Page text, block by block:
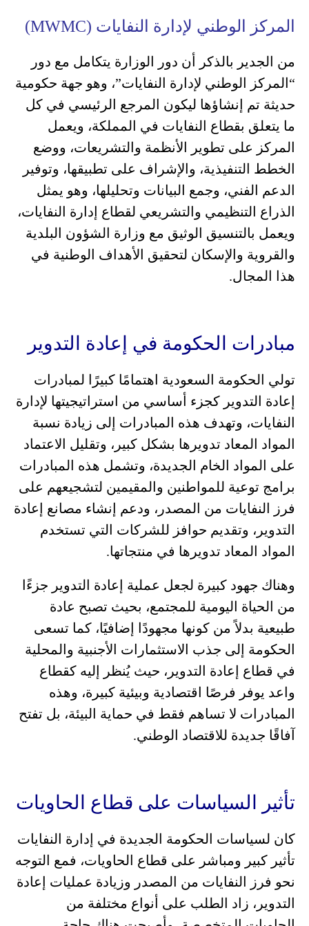
المركز الوطني لإدارة النفايات (MWMC)
من الجدير بالذكر أن دور الوزارة يتكامل مع دور
“المركز الوطني لإدارة النفايات”، وهو جهة حكومية
حديثة تم إنشاؤها ليكون المرجع الرئيسي في كل
ما يتعلق بقطاع النفايات في المملكة، ويعمل
المركز على تطوير الأنظمة والتشريعات، ووضع
الخطط التنفيذية، والإشراف على تطبيقها، وتوفير
الدعم الفني، وجمع البيانات وتحليلها، وهو يمثل
الذراع التنظيمي والتشريعي لقطاع إدارة النفايات،
ويعمل بالتنسيق الوثيق مع وزارة الشؤون البلدية
والقروية والإسكان لتحقيق الأهداف الوطنية في
هذا المجال.
مبادرات الحكومة في إعادة التدوير
تولي الحكومة السعودية اهتمامًا كبيرًا لمبادرات
إعادة التدوير كجزء أساسي من استراتيجيتها لإدارة
النفايات، وتهدف هذه المبادرات إلى زيادة نسبة
المواد المعاد تدويرها بشكل كبير، وتقليل الاعتماد
على المواد الخام الجديدة، وتشمل هذه المبادرات
برامج توعية للمواطنين والمقيمين لتشجيعهم على
فرز النفايات من المصدر، ودعم إنشاء مصانع إعادة
التدوير، وتقديم حوافز للشركات التي تستخدم
المواد المعاد تدويرها في منتجاتها.
وهناك جهود كبيرة لجعل عملية إعادة التدوير جزءًا
من الحياة اليومية للمجتمع، بحيث تصبح عادة
طبيعية بدلاً من كونها مجهودًا إضافيًا، كما تسعى
الحكومة إلى جذب الاستثمارات الأجنبية والمحلية
في قطاع إعادة التدوير، حيث يُنظر إليه كقطاع
واعد يوفر فرصًا اقتصادية وبيئية كبيرة، وهذه
المبادرات لا تساهم فقط في حماية البيئة، بل تفتح
آفاقًا جديدة للاقتصاد الوطني.
تأثير السياسات على قطاع الحاويات
كان لسياسات الحكومة الجديدة في إدارة النفايات
تأثير كبير ومباشر على قطاع الحاويات، فمع التوجه
نحو فرز النفايات من المصدر وزيادة عمليات إعادة
التدوير، زاد الطلب على أنواع مختلفة من